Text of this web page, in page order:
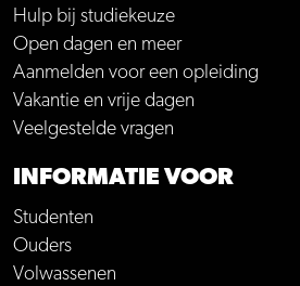
Hulp bij studiekeuze
Open dagen en meer
Aanmelden voor een opleiding
Vakantie en vrije dagen
Veelgestelde vragen
INFORMATIE VOOR
Studenten
Ouders
Volwassenen